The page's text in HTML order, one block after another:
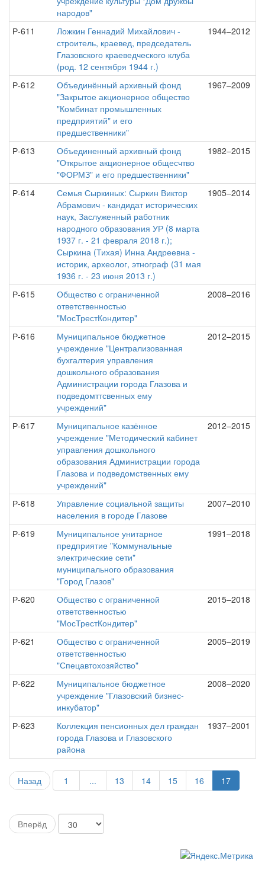
народов"
Р-611
Ложкин Геннадий Михайлович -
строитель, краевед, председатель
Глазовского краеведческого клуба
(род. 12 сентября 1944 г.)
1944–2012
Р-612
Объединённый архивный фонд
"Закрытое акционерное общество
"Комбинат промышленных
предприятий" и его
предшественники"
1967–2009
Р-613
Объединенный архивный фонд
"Открытое акционерное общесчтво
"ФОРМЗ" и его предшественники"
1982–2015
Р-614
Семья Сыркиных: Сыркин Виктор
Абрамович - кандидат исторических
наук, Заслуженный работник
народного образования УР (8 марта
1937 г. - 21 февраля 2018 г.);
Сыркина (Тихая) Инна Андреевна -
историк, археолог, этнограф (31 мая
1936 г. - 23 июня 2013 г.)
1905–2014
Р-615
Общество с ограниченной
ответственностью
"МосТрестКондитер"
2008–2016
Р-616
Муниципальное бюджетное
учреждение "Централизованная
бухгалтерия управления
дошкольного образования
Администрации города Глазова и
подведомттсвенных ему
учреждений"
2012–2015
Р-617
Муниципальное казённое
учреждение "Методический кабинет
управления дошкольного
образования Администрации города
Глазова и подведомственных ему
учреждений"
2012–2015
Р-618
Управление социальной защиты
населения в городе Глазове
2007–2010
Р-619
Муниципальное унитарное
предприятие "Коммунальные
электрические сети"
муниципального образования
"Город Глазов"
1991–2018
Р-620
Общество с ограниченной
ответственностью
"МосТрестКондитер"
2015–2018
Р-621
Общество с ограниченной
ответственностью
"Спецавтохозяйство"
2005–2019
Р-622
Муниципальное бюджетное
учреждение "Глазовский бизнес-
инкубатор"
2008–2020
Р-623
Коллекция пенсионных дел граждан
города Глазова и Глазовского
района
1937–2001
Назад 1 ... 13 14 15 16 17
Вперёд